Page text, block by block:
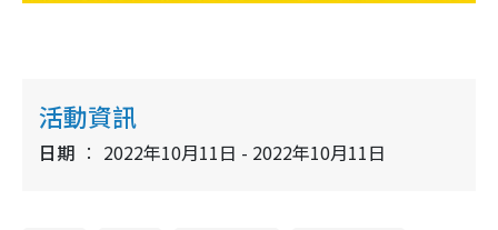
活動資訊
日期 2022年10月11日 - 2022年10月11日